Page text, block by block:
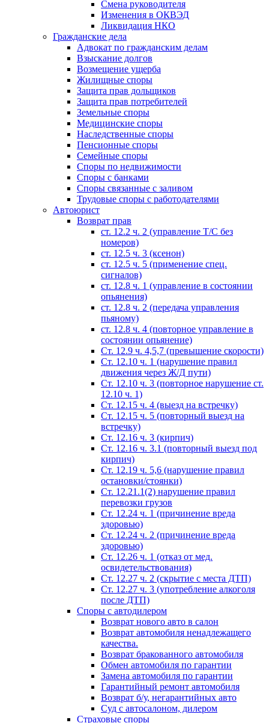
Смена руководителя
Изменения в ОКВЭД
Ликвидация НКО
Гражданские дела
Адвокат по гражданским делам
Взыскание долгов
Возмещение ущерба
Жилищные споры
Защита прав дольщиков
Защита прав потребителей
Земельные споры
Медицинские споры
Наследственные споры
Пенсионные споры
Семейные споры
Cпоры по недвижимости
Споры с банками
Споры связанные с заливом
Трудовые споры с работодателями
Автоюрист
Возврат прав
ст. 12.2 ч. 2 (управление Т/С без
номеров)
ст. 12.5 ч. 3 (ксенон)
ст. 12.5 ч. 5 (применение спец.
сигналов)
cт. 12.8 ч. 1 (управление в состоянии
опьянения)
ст. 12.8 ч. 2 (передача управления
пьяному)
ст. 12.8 ч. 4 (повторное управление в
состоянии опьянение)
Ст. 12.9 ч. 4,5,7 (превышение скорости)
Ст. 12.10 ч. 1 (нарушение правил
движения через Ж/Д пути)
Ст. 12.10 ч. 3 (повторное нарушение ст.
12.10 ч. 1)
Ст. 12.15 ч. 4 (выезд на встречку)
Ст. 12.15 ч. 5 (повторный выезд на
встречку)
Ст. 12.16 ч. 3 (кирпич)
Ст. 12.16 ч. 3.1 (повторный выезд под
кирпич)
Ст. 12.19 ч. 5,6 (нарушение правил
остановки/стоянки)
Ст. 12.21.1(2) нарушение правил
перевозки грузов
Ст. 12.24 ч. 1 (причинение вреда
здоровью)
Ст. 12.24 ч. 2 (причинение вреда
здоровью)
Ст. 12.26 ч. 1 (отказ от мед.
освидетельствования)
Ст. 12.27 ч. 2 (скрытие с места ДТП)
Ст. 12.27 ч. 3 (употребление алкоголя
после ДТП)
Споры с автодилером
Возврат нового авто в салон
Возврат автомобиля ненадлежащего
качества.
Возврат бракованного автомобиля
Обмен автомобиля по гарантии
Замена автомобиля по гарантии
Гарантийный ремонт автомобиля
Возврат б/у, негарантийных авто
Суд с автосалоном, дилером
Страховые споры